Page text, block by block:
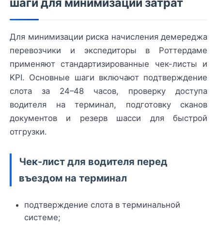
шаги для минимизации затрат
Для минимизации риска начисления демереджа
перевозчики и экспедиторы в Роттердаме
применяют стандартизированные чек-листы и
KPI. Основные шаги включают подтверждение
слота за 24–48 часов, проверку доступа
водителя на терминал, подготовку сканов
документов и резерв шасси для быстрой
отгрузки.
Чек-лист для водителя перед
въездом на терминал
подтверждение слота в терминальной
системе;